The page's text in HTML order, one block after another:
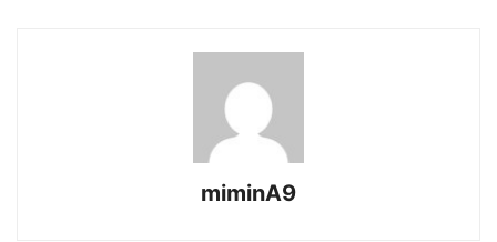
miminA9